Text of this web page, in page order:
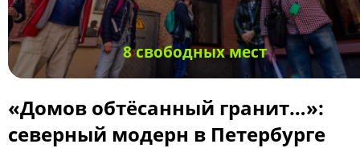
8 свободных мест
«Домов обтёсанный гранит…»:
северный модерн в Петербурге